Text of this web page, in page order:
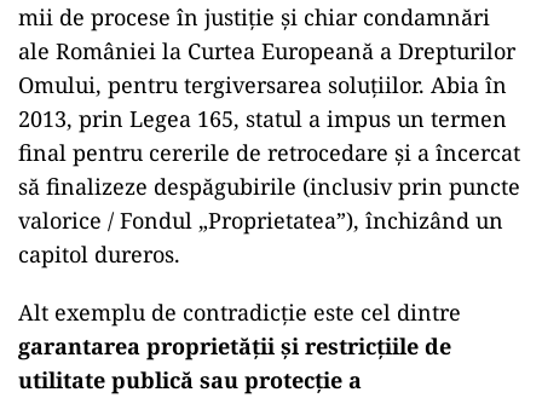
mii de procese în justiție și chiar condamnări
ale României la Curtea Europeană a Drepturilor
Omului, pentru tergiversarea soluțiilor. Abia în
2013, prin Legea 165, statul a impus un termen
final pentru cererile de retrocedare și a încercat
să finalizeze despăgubirile (inclusiv prin puncte
valorice / Fondul „Proprietatea”), închizând un
capitol dureros.
Alt exemplu de contradicție este cel dintre
garantarea proprietății și restricțiile de
utilitate publică sau protecție a